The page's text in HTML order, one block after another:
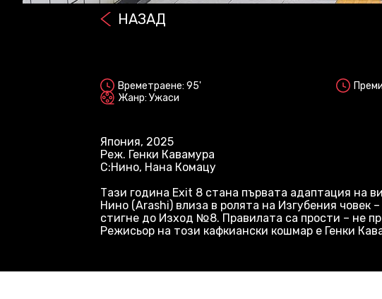
НАЗАД
Времетраене: 95'
Жанр: Ужаси
Япония, 2025
Реж. Генки Кавамура
С:Нино, Нана Комацу
Тази година Exit 8 стана първата адаптация на
Нино (Arashi) влиза в ролята на Изгубения
стигне до Изход №8. Правилата са прости – не
Режисьор на този кафкиански кошмар е Генки